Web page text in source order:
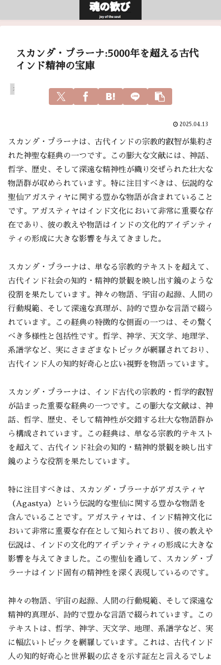
スカンダ・プラーナ:5000年を超える古代
インド精神の宝庫
スピリチュアル
2025.04.13
スカンダ・プラーナは、古代インドの宗教的叡智が集約さ
れた神聖な経典の一つです。この膨大な文献には、神話、
哲学、歴史、そして深遠な精神性が織り交ぜられた壮大な
物語群が収められています。特に注目すべきは、伝説的な
聖仙アガスティヤに関する豊かな物語が含まれていること
です。アガスティヤはインド文化において非常に重要な存
在であり、彼の教えや物語はインドの文化的アイデンティ
ティの形成に大きな影響を与えてきました。
スカンダ・プラーナは、単なる宗教的テキストを超えて、
古代インド社会の知的・精神的景観を映し出す鏡のような
役割を果たしています。神々の物語、宇宙の起源、人間の
行動規範、そして深遠な真理が、詩的で豊かな言語で綴ら
れています。この経典の特徴的な側面の一つは、その驚く
べき多様性と包括性です。哲学、神学、天文学、地理学、
系譜学など、実にさまざまなトピックが網羅されており、
古代インド人の知的好奇心と広い視野を物語っています。
スカンダ・プラーナは、インド古代の宗教的・哲学的叡智
が詰まった重要な経典の一つです。この膨大な文献は、神
話、哲学、歴史、そして精神性が交錯する壮大な物語群か
ら構成されています。この経典は、単なる宗教的テキスト
を超えて、古代インド社会の知的・精神的景観を映し出す
鏡のような役割を果たしています。
特に注目すべきは、スカンダ・プラーナがアガスティヤ
（Agastya）という伝説的な聖仙に関する豊かな物語を
含んでいることです。アガスティヤは、インド精神文化に
おいて非常に重要な存在として知られており、彼の教えや
伝説は、インドの文化的アイデンティティの形成に大きな
影響を与えてきました。この聖仙を通して、スカンダ・プ
ラーナはインド固有の精神性を深く表現しているのです。
神々の物語、宇宙の起源、人間の行動規範、そして深遠な
精神的真理が、詩的で豊かな言語で綴られています。この
テキストは、哲学、神学、天文学、地理、系譜学など、実
に幅広いトピックを網羅しています。これは、古代インド
人の知的好奇心と世界観の広さを示す証左と言えるでしょ